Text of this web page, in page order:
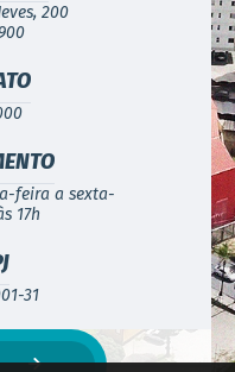
200
feira a sexta-
17h
31